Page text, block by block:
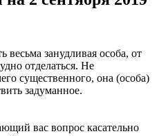
весьма занудливая особа, от
отделаться. Не
существенного, она (особа)
задуманное.
вас вопрос касательно